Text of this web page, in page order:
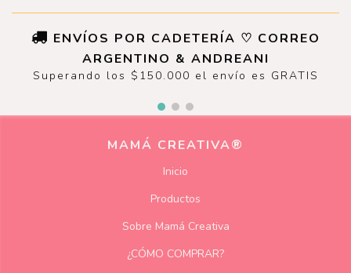
ENVÍOS POR CADETERÍA ♡ CORREO
ARGENTINO & ANDREANI
Superando los $150.000 el envío es GRATIS
MAMÁ CREATIVA®
Inicio
Productos
Sobre Mamá Creativa
¿CÓMO COMPRAR?